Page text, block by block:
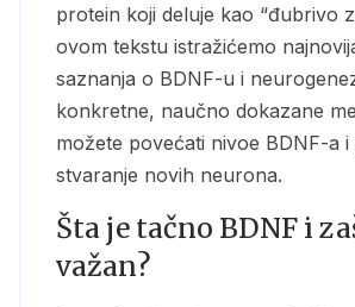
protein koji deluje kao “đubrivo
ovom tekstu istražićemo
saznanja o BDNF-u i
konkretne, naučno dokazane
možete povećati nivoe BDNF-a i
stvaranje novih neurona.
Šta je tačno BDNF i
važan?